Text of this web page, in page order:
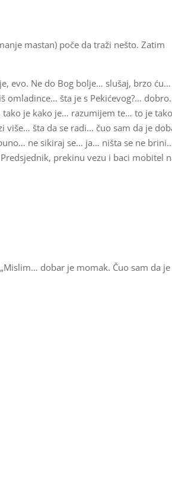
mastan) poče da traži nešto. Zatim
evo. Ne do Bog bolje… slušaj, brzo
omladince… šta je s Pekićevog?…
je kako je… razumijem te… to je
više… šta da se radi… čuo sam da je
ne sikiraj se… ja… ništa se ne
prekinu vezu i baci mobitel
dobar je momak. Čuo sam da je